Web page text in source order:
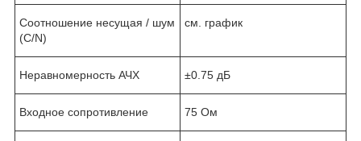
Соотношение несущая / шум
(C/N)
см. график
Неравномерность АЧХ ±0.75 дБ
Входное сопротивление 75 Ом